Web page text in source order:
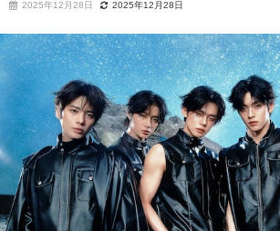
2025年12月28日 2025年12月28日